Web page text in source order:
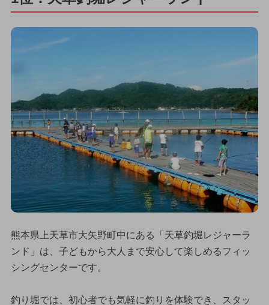
熊本県上天草市大矢野町中にある「天草釣堀レジャーラ
ンド」は、子どもから大人まで安心して楽しめるフィッ
シングセンターです。
釣り堀では、初心者でも気軽に釣りを体験でき、スタッ